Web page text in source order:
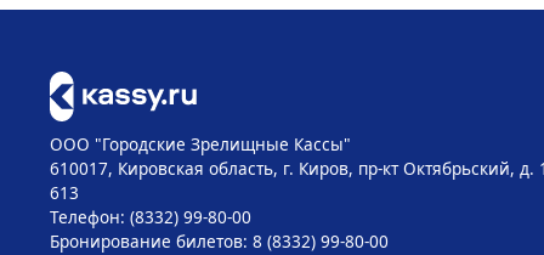
ООО "Городские Зрелищные Кассы"
610017, Кировская область, г. Киров, пр-кт Октябрьский, д.
613
Телефон: (8332) 99-80-00
Бронирование билетов: 8 (8332) 99-80-00